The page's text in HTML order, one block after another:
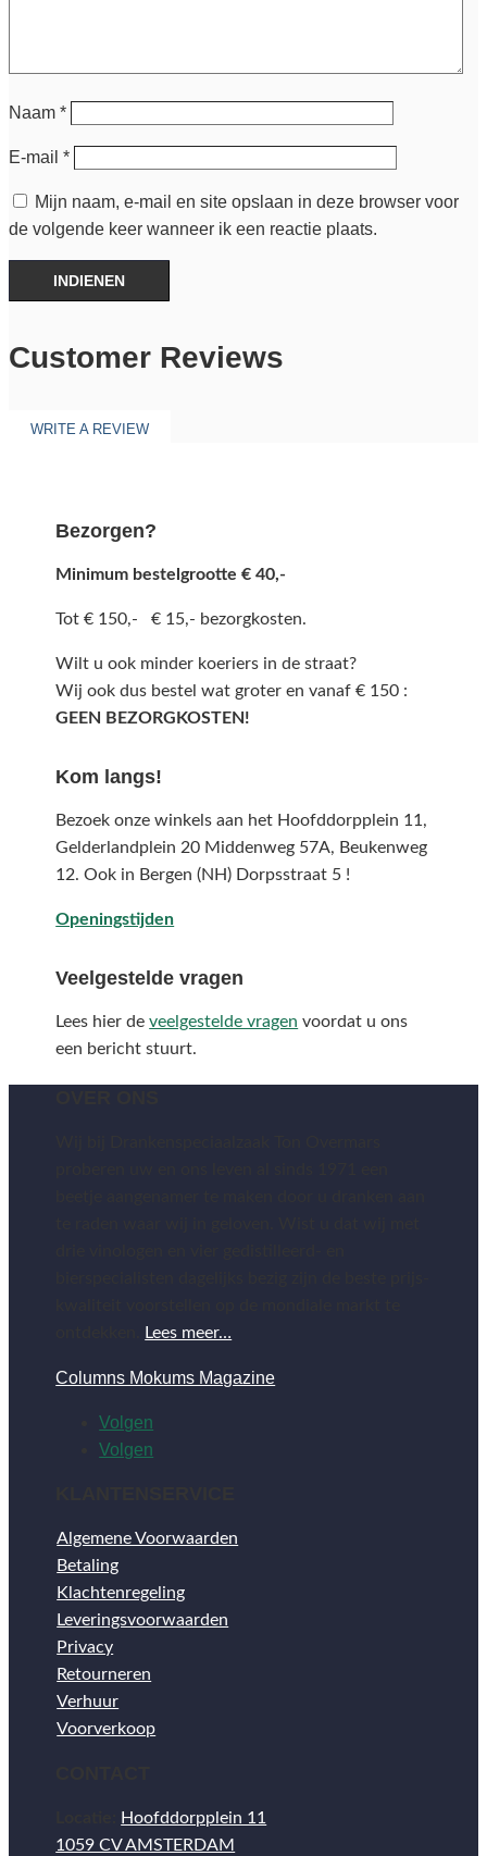
Naam *
E-mail *
Mijn naam, e-mail en site opslaan in deze browser voor
de volgende keer wanneer ik een reactie plaats.
INDIENEN
Customer Reviews
WRITE A REVIEW
Bezorgen?
Minimum bestelgrootte € 40,-
Tot € 150,- € 15,- bezorgkosten.
Wilt u ook minder koeriers in de straat?
Wij ook dus bestel wat groter en vanaf € 150 :
GEEN BEZORGKOSTEN!
Kom langs!
Bezoek onze winkels aan het Hoofddorpplein 11,
Gelderlandplein 20 Middenweg 57A, Beukenweg
12.Ook in Bergen (NH) Dorpsstraat 5 !
Openingstijden
Veelgestelde vragen
Lees hier deveelgestelde vragen voordat u ons
een bericht stuurt.
Lees meer…
Columns Mokums Magazine
Volgen
Volgen
Algemene Voorwaarden
Betaling
Klachtenregeling
Leveringsvoorwaarden
Privacy
Retourneren
Verhuur
Voorverkoop
Hoofddorpplein 11
1059 CV AMSTERDAM